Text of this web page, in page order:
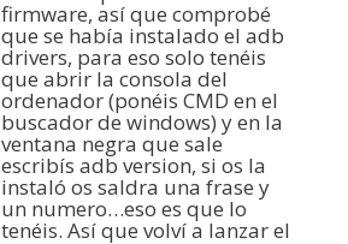
firmware, así que comprobé
que se había instalado el adb
drivers, para eso solo tenéis
que abrir la consola del
ordenador (ponéis CMD en el
buscador de windows) y en la
ventana negra que sale
escribís adb version, si os la
instaló os saldra una frase y
un numero…eso es que lo
tenéis. Así que volví a lanzar el